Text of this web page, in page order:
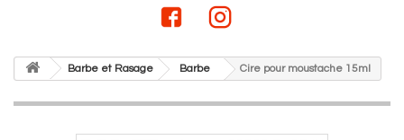
Barbe et Rasage Barbe Cire pour moustache 15ml